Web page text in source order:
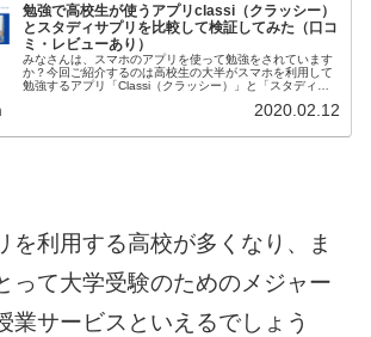
勉強で高校生が使うアプリclassi（クラッシー）
とスタディサプリを比較して検証してみた（口コ
ミ・レビューあり）
みなさんは、スマホのアプリを使って勉強をされています
か？今回ご紹介するのは高校生の大半がスマホを利用して
勉強するアプリ「Classi（クラッシー）」と「スタディサ
2020.02.12
を利用する高校が多くなり、ま
って大学受験のためのメジャー
業サービスといえるでしょう